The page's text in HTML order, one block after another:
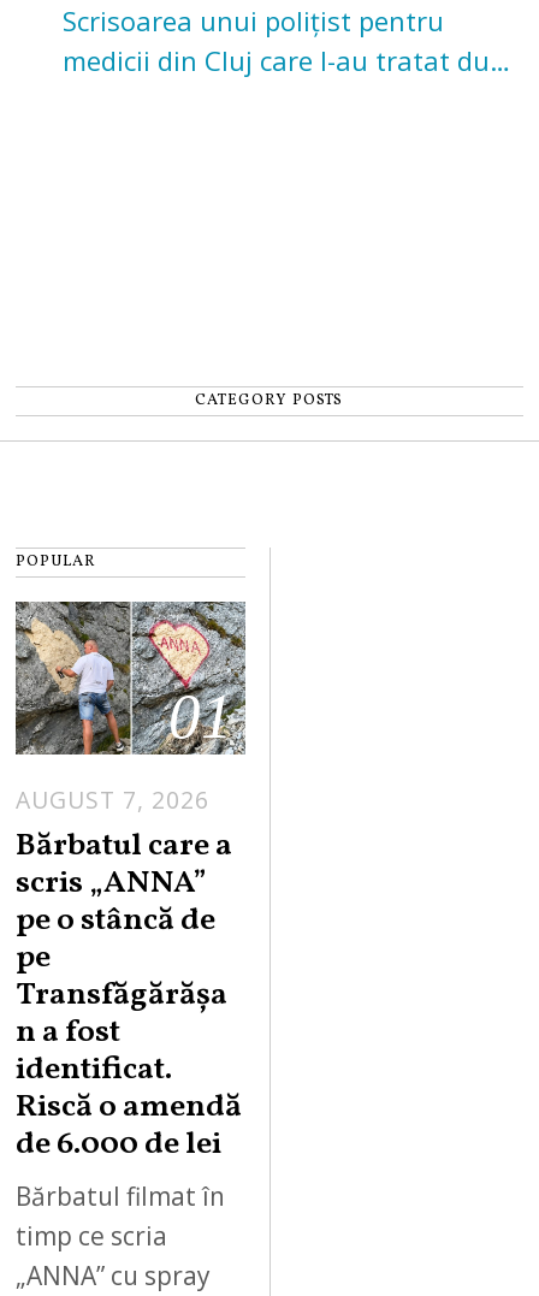
Scrisoarea unui polițist pentru
medicii din Cluj care l-au tratat după
CATEGORY POSTS
POPULAR
01
AUGUST 7, 2026
Bărbatul care a
scris „ANNA”
pe o stâncă de
pe
Transfăgărășa
n a fost
identificat.
Riscă o amendă
de 6.000 de lei
Bărbatul filmat în
timp ce scria
„ANNA” cu spray